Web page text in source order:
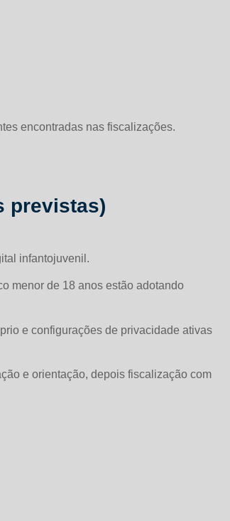
encontradas nas fiscalizações.
previstas)
infantojuvenil.
menor de 18 anos estão adotando
e configurações de privacidade ativas
e orientação, depois fiscalização com